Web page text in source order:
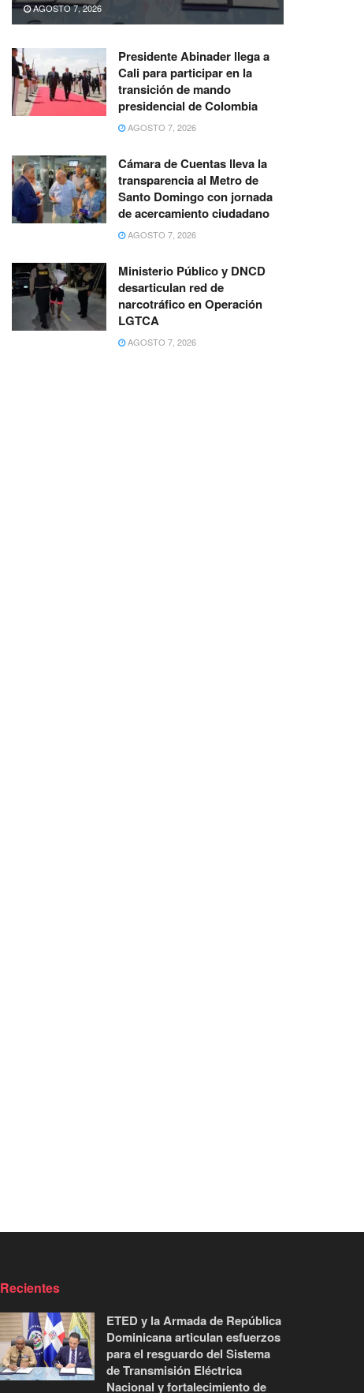
AGOSTO 7, 2026
Presidente Abinader llega a
Cali para participar en la
transición de mando
presidencial de Colombia
AGOSTO 7, 2026
Cámara de Cuentas lleva la
transparencia al Metro de
Santo Domingo con jornada
de acercamiento ciudadano
AGOSTO 7, 2026
Ministerio Público y DNCD
desarticulan red de
narcotráfico en Operación
LGTCA
AGOSTO 7, 2026
Recientes
ETED y la Armada de República
Dominicana articulan esfuerzos
para el resguardo del Sistema
de Transmisión Eléctrica
Nacional y fortalecimiento de